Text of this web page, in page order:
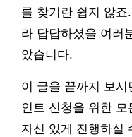
를 찾기란 쉽지 않
라 답답하셨을 여러
았습니다.
이 글을 끝까지 보
인트 신청을 위한
자신 있게 진행하실